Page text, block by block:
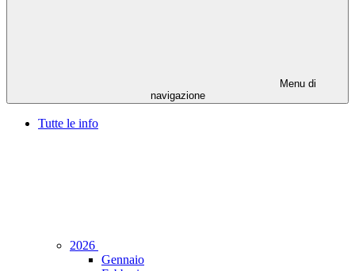
Menu di
navigazione
Tutte le info
2026
Gennaio